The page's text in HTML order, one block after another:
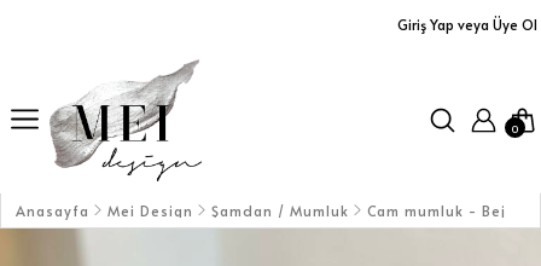
Giriş Yap veya Üye Ol
Orta Sehpalar
0
Anasayfa Mei Design Şamdan / Mumluk Cam mumluk - Bej